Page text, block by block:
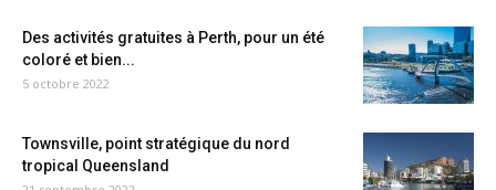
Des activités gratuites à Perth, pour un été
coloré et bien...
5 octobre 2022
Townsville, point stratégique du nord
tropical Queensland